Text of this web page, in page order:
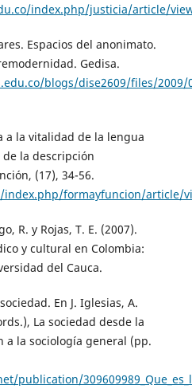
index.php/justicia/article/
Espacios del anonimato.
Gedisa.
blogs/dise2609/files/2009/
a la vitalidad de la lengua
la descripción
(17), 34-56.
formayfuncion/article/
R. y Rojas, T. E. (2007).
y cultural en Colombia:
del Cauca.
En J. Iglesias, A.
La sociedad desde la
a la sociología general (pp.
publication/